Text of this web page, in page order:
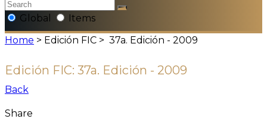
Global
Items
Home > Edición FIC > 37a. Edición - 2009
Edición FIC: 37a. Edición - 2009
Back
Share